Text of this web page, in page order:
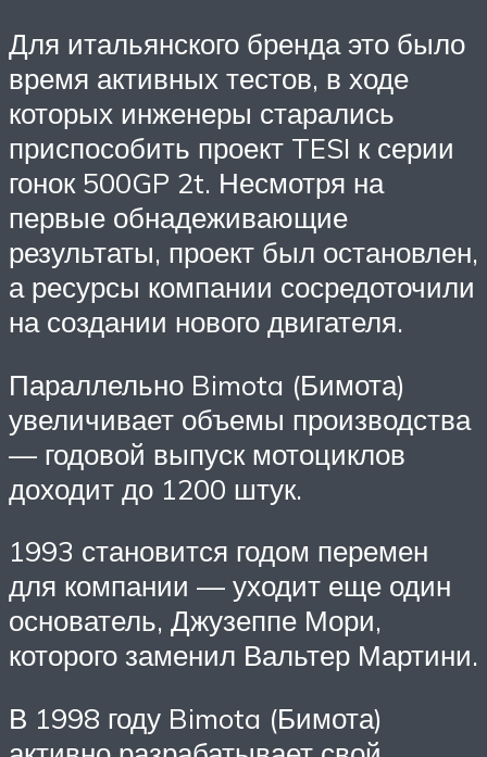
Для итальянского бренда это было
время активных тестов, в ходе
которых инженеры старались
приспособить проект TESI к серии
гонок 500GP 2t. Несмотря на
первые обнадеживающие
результаты, проект был остановлен,
а ресурсы компании сосредоточили
на создании нового двигателя.
Параллельно Bimota (Бимота)
увеличивает объемы производства
— годовой выпуск мотоциклов
доходит до 1200 штук.
1993 становится годом перемен
для компании — уходит еще один
основатель, Джузеппе Мори,
которого заменил Вальтер Мартини.
В 1998 году Bimota (Бимота)